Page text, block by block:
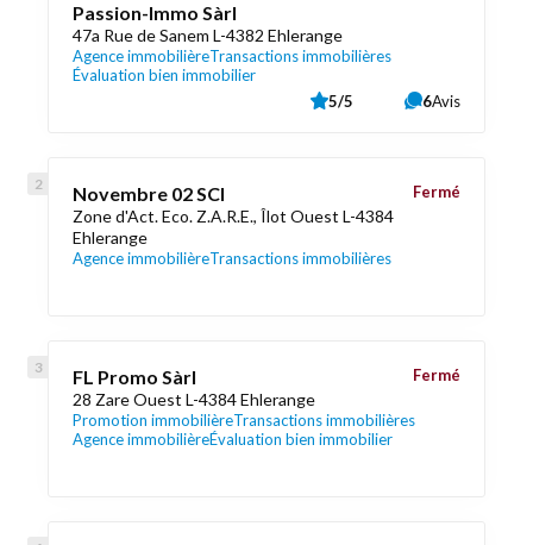
Passion-Immo Sàrl
47a Rue de Sanem L-4382 Ehlerange
Agence immobilièreTransactions immobilières
Évaluation bien immobilier
5/5 6Avis
Novembre 02 SCI
Zone d'Act. Eco. Z.A.R.E., Îlot Ouest L-4384
Ehlerange
Agence immobilièreTransactions immobilières
Fermé
FL Promo Sàrl
28 Zare Ouest L-4384 Ehlerange
Promotion immobilièreTransactions immobilières
Agence immobilièreÉvaluation bien immobilier
Fermé